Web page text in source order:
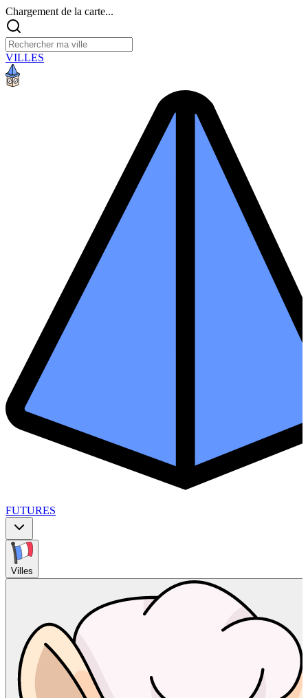
Chargement de la carte...
VILLES
FUTURES
Villes